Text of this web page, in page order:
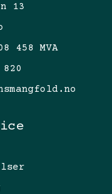
13
458 MVA